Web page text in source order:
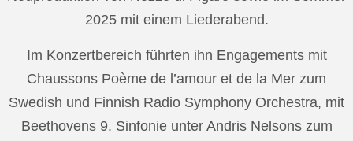
2025 mit einem Liederabend.
Im Konzertbereich führten ihn Engagements mit
Chaussons Poème de l’amour et de la Mer zum
Swedish und Finnish Radio Symphony Orchestra, mit
Beethovens 9. Sinfonie unter Andris Nelsons zum